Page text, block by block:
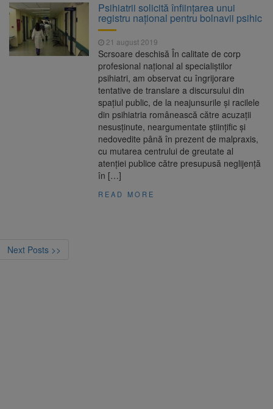
Psihiatrii solicită înființarea unui
registru național pentru bolnavii psihic
21 august 2019
Scrsoare deschisă În calitate de corp
profesional naţional al specialiştilor
psihiatri, am observat cu îngrijorare
tentative de translare a discursului din
spaţiul public, de la neajunsurile şi racilele
din psihiatria românească către acuzaţii
nesusţinute, neargumentate ştiinţific şi
nedovedite până în prezent de malpraxis,
cu mutarea centrului de greutate al
atenţiei publice către presupusă neglijenţă
în […]
READ MORE
Next Posts >>